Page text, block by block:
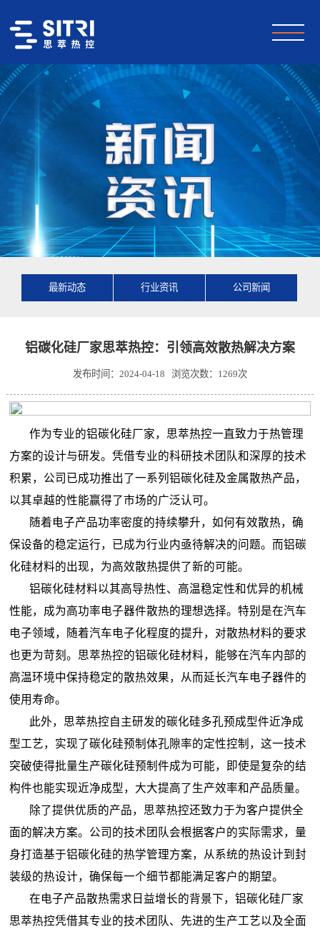
最新动态 行业资讯 公司新闻
铝碳化硅厂家思萃热控：引领高效散热解决方案
发布时间：2024-04-18 浏览次数：1269次
作为专业的铝碳化硅厂家，思萃热控一直致力于热管理
方案的设计与研发。凭借专业的科研技术团队和深厚的技术
积累，公司已成功推出了一系列铝碳化硅及金属散热产品，
以其卓越的性能赢得了市场的广泛认可。
随着电子产品功率密度的持续攀升，如何有效散热，确
保设备的稳定运行，已成为行业内亟待解决的问题。而铝碳
化硅材料的出现，为高效散热提供了新的可能。
铝碳化硅材料以其高导热性、高温稳定性和优异的机械
性能，成为高功率电子器件散热的理想选择。特别是在汽车
电子领域，随着汽车电子化程度的提升，对散热材料的要求
也更为苛刻。思萃热控的铝碳化硅材料，能够在汽车内部的
高温环境中保持稳定的散热效果，从而延长汽车电子器件的
使用寿命。
此外，思萃热控自主研发的碳化硅多孔预成型件近净成
型工艺，实现了碳化硅预制体孔隙率的定性控制，这一技术
突破使得批量生产碳化硅预制件成为可能，即使是复杂的结
构件也能实现近净成型，大大提高了生产效率和产品质量。
除了提供优质的产品，思萃热控还致力于为客户提供全
面的解决方案。公司的技术团队会根据客户的实际需求，量
身打造基于铝碳化硅的热学管理方案，从系统的热设计到封
装级的热设计，确保每一个细节都能满足客户的期望。
在电子产品散热需求日益增长的背景下，铝碳化硅厂家
思萃热控凭借其专业的技术团队、先进的生产工艺以及全面